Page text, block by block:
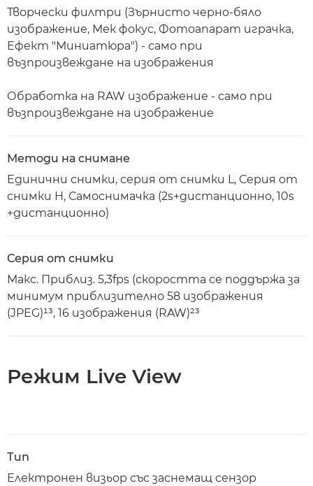
Творчески филтри (Зърнисто черно-бяло
изображение, Мек фокус, Фотоапарат играчка,
Ефект "Миниатюра") - само при
възпроизвеждане на изображения
Обработка на RAW изображение - само при
възпроизвеждане на изображение
Методи на снимане
Единични снимки, серия от снимки L, Серия от
снимки H, Самоснимачка (2s+дистанционно, 10s
+дистанционно)
Серия от снимки
Макс. Приблиз. 5,3fps (скоростта се поддържа за
минимум приблизително 58 изображения
(JPEG)¹³, 16 изображения (RAW)²³
Режим Live View
Тип
Електронен визьор със заснемащ сензор